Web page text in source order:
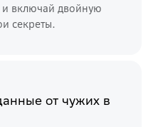
и включай двойную
секреты.
от чужих в